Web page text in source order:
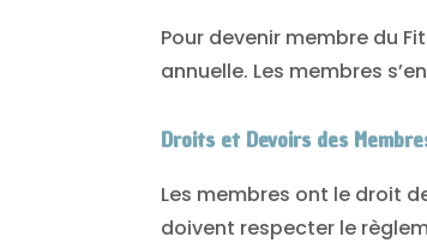
Pour devenir membre du
annuelle. Les membres
Droits et Devoirs des
Les membres ont le droit
doivent respecter le